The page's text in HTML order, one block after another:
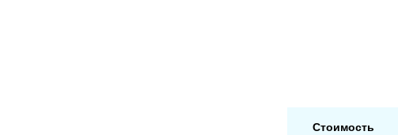
Стоимость